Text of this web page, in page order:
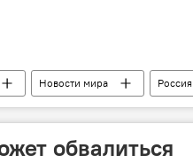
Новости мира
Россия
обвалиться